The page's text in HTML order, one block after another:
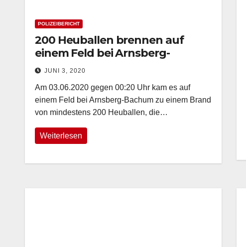
POLIZEIBERICHT
200 Heuballen brennen auf
einem Feld bei Arnsberg-
Bachum
JUNI 3, 2020
Am 03.06.2020 gegen 00:20 Uhr kam es auf
einem Feld bei Arnsberg-Bachum zu einem Brand
von mindestens 200 Heuballen, die…
Weiterlesen